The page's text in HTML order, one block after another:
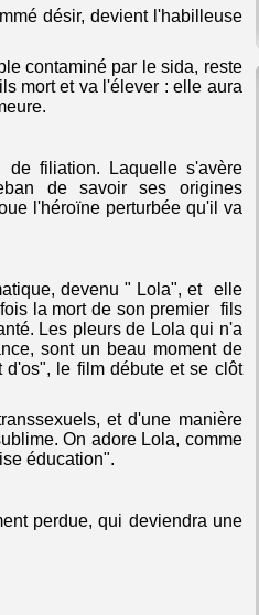
désir, devient l'habilleuse
contaminé par le sida, reste
mort et va l'élever : elle aura
filiation. Laquelle s'avère
de savoir ses origines
l'héroïne perturbée qu'il va
devenu " Lola", et elle
la mort de son premier fils
Les pleurs de Lola qui n'a
sont un beau moment de
le film débute et se clôt
et d'une manière
On adore Lola, comme
éducation".
perdue, qui deviendra une